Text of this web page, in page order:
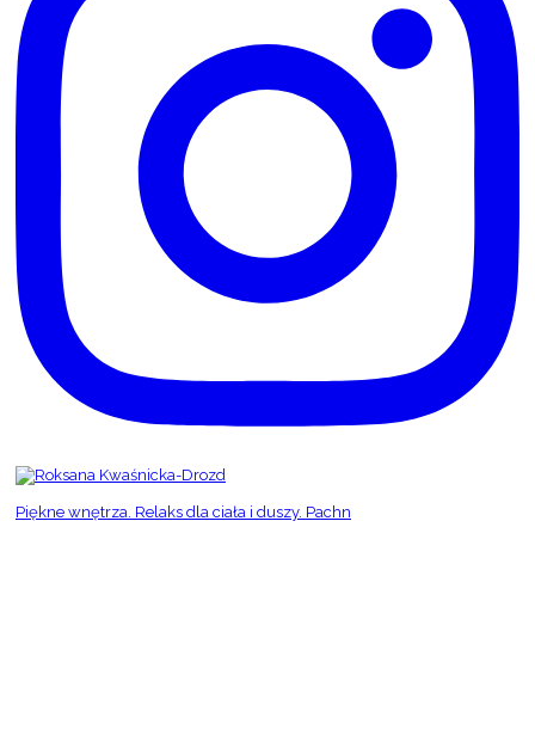
Piękne wnętrza. Relaks dla ciała i duszy. Pachn